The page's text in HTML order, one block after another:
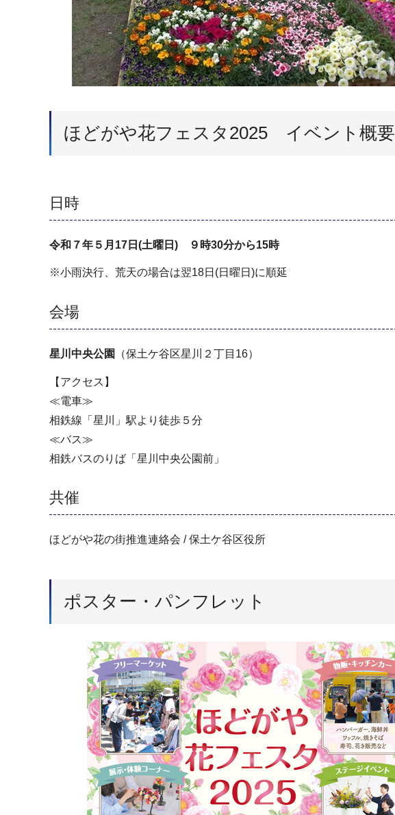
ほどがや花フェスタ2025 イベント概要
日時
令和７年５月17日(土曜日) ９時30分から15時
※小雨決行、荒天の場合は翌18日(日曜日)に順延
会場
星川中央公園 （保土ケ谷区星川２丁目16）
【アクセス】
≪電車≫
相鉄線「星川」駅より徒歩５分
≪バス≫
相鉄バスのりば「星川中央公園前」
共催
ほどがや花の街推進連絡会 / 保土ケ谷区役所
ポスター・パンフレット